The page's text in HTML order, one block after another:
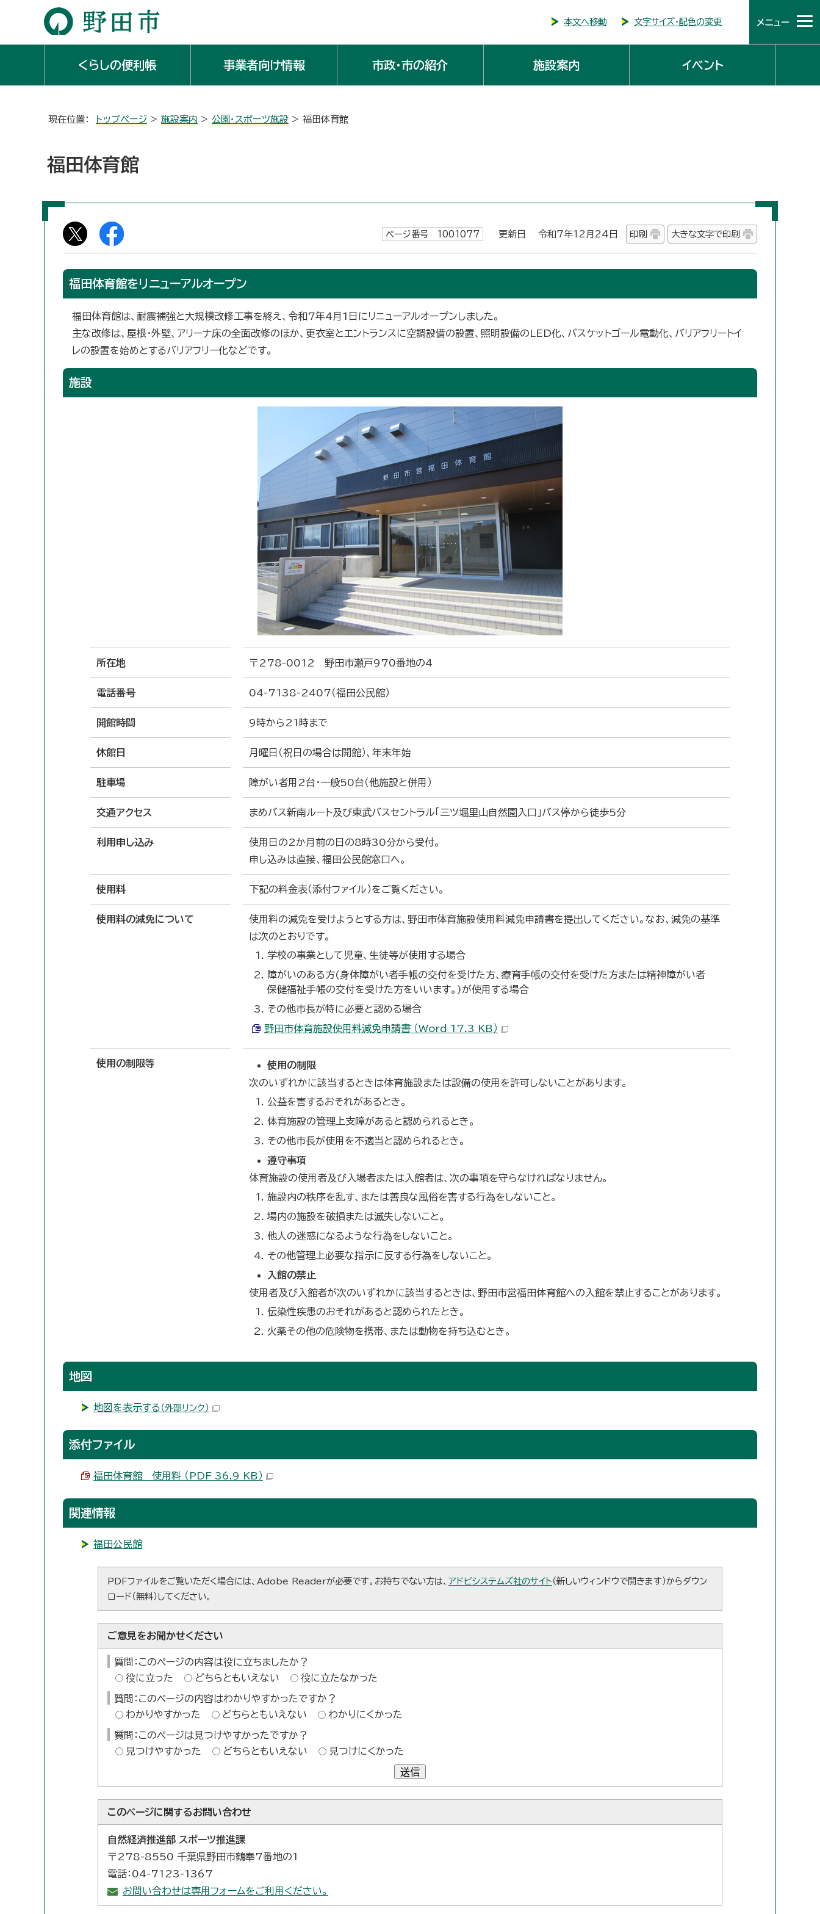
本文へ移動 文字サイズ・配色の変更 メニュー
くらしの便利帳 事業者向け情報 市政・市の紹介 施設案内 イベント
現在位置： トップページ > 施設案内 > 公園・スポーツ施設 > 福田体育館
福田体育館
ページ番号 1001077 更新日 令和7年12月24日 印刷 大きな文字で印刷
福田体育館をリニューアルオープン
福田体育館は、耐震補強と大規模改修工事を終え、令和7年4月1日にリニューアルオープンしました。
主な改修は、屋根・外壁、アリーナ床の全面改修のほか、更衣室とエントランスに空調設備の設置、照明設備のLED化、バスケットゴール電動化、バリアフリートイ
レの設置を始めとするバリアフリー化などです。
施設
所在地 〒278-0012 野田市瀬戸970番地の4
電話番号 04-7138-2407（福田公民館）
開館時間 9時から21時まで
休館日 月曜日（祝日の場合は開館）、年末年始
駐車場 障がい者用2台・一般50台（他施設と併用）
交通アクセス まめバス新南ルート及び東武バスセントラル「三ツ堀里山自然園入口」バス停から徒歩5分
利用申し込み
使用日の2か月前の日の8時30分から受付。
申し込みは直接、福田公民館窓口へ。
使用料 下記の料金表（添付ファイル）をご覧ください。
使用料の減免について
使用料の減免を受けようとする方は、野田市体育施設使用料減免申請書を提出してください。なお、減免の基準
は次のとおりです。
学校の事業として児童、生徒等が使用する場合
障がいのある方(身体障がい者手帳の交付を受けた方、療育手帳の交付を受けた方または精神障がい者
保健福祉手帳の交付を受けた方をいいます。)が使用する場合
その他市長が特に必要と認める場合
野田市体育施設使用料減免申請書 （Word 17.3 KB）
使用の制限等
使用の制限
次のいずれかに該当するときは体育施設または設備の使用を許可しないことがあります。
公益を害するおそれがあるとき。
体育施設の管理上支障があると認められるとき。
その他市長が使用を不適当と認められるとき。
遵守事項
体育施設の使用者及び入場者または入館者は、次の事項を守らなければなりません。
施設内の秩序を乱す、または善良な風俗を害する行為をしないこと。
場内の施設を破損または滅失しないこと。
他人の迷惑になるような行為をしないこと。
その他管理上必要な指示に反する行為をしないこと。
入館の禁止
使用者及び入館者が次のいずれかに該当するときは、野田市営福田体育館への入館を禁止することがあります。
伝染性疾患のおそれがあると認められたとき。
火薬その他の危険物を携帯、または動物を持ち込むとき。
地図
地図を表示する （外部リンク）
添付ファイル
福田体育館 使用料 （PDF 36.9 KB）
関連情報
福田公民館
PDFファイルをご覧いただく場合には、Adobe Readerが必要です。お持ちでない方は、 アドビシステムズ社のサイト （新しいウィンドウで開きます）からダウン
ロード（無料）してください。
ご意見をお聞かせください
質問：このページの内容は役に立ちましたか？
役に立った
どちらともいえない 役に立たなかった
質問：このページの内容はわかりやすかったですか？
わかりやすかった
どちらともいえない わかりにくかった
質問：このページは見つけやすかったですか？
見つけやすかった
どちらともいえない 見つけにくかった
送信
このページに関するお問い合わせ
自然経済推進部 スポーツ推進課
〒278-8550 千葉県野田市鶴奉7番地の1
電話：04-7123-1367
お問い合わせは専用フォームをご利用ください。